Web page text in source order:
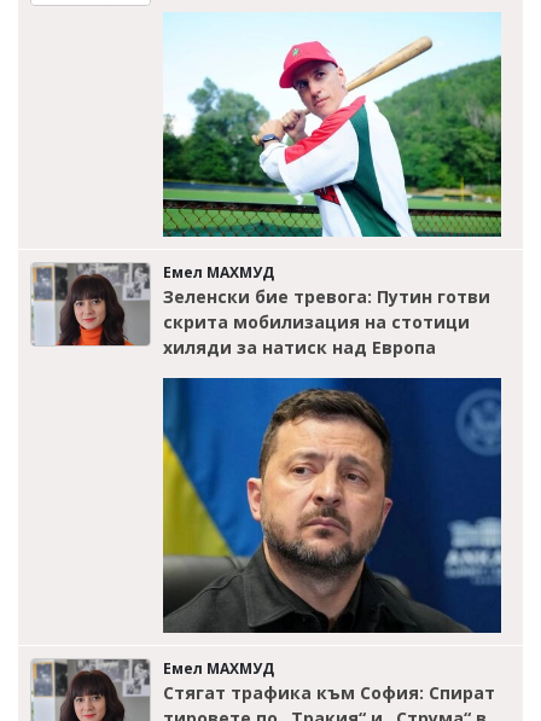
Емел МАХМУД
Зеленски бие тревога: Путин готви
скрита мобилизация на стотици
хиляди за натиск над Европа
Емел МАХМУД
Стягат трафика към София: Спират